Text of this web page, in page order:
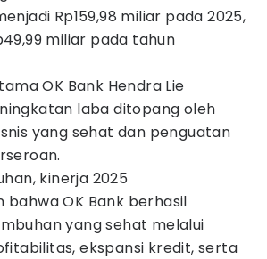
Rp159,98 miliar pada 2025,
miliar pada tahun
OK Bank Hendra Lie
laba ditopang oleh
yang sehat dan penguatan
kinerja 2025
OK Bank berhasil
yang sehat melalui
ekspansi kredit, serta